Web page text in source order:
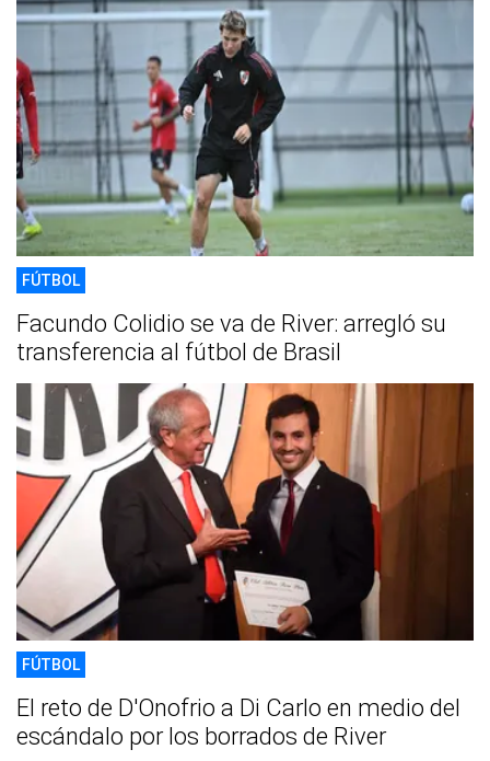
FÚTBOL
Facundo Colidio se va de River: arregló su
transferencia al fútbol de Brasil
FÚTBOL
El reto de D'Onofrio a Di Carlo en medio del
escándalo por los borrados de River